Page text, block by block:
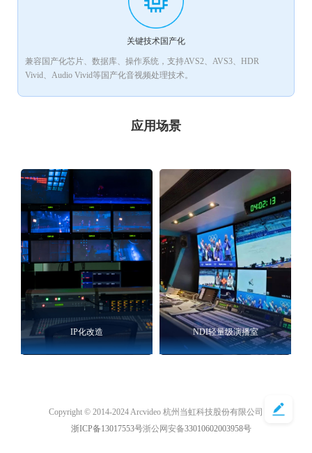
关键技术国产化
兼容国产化芯片、数据库、操作系统，支持AVS2、AVS3、HDR
Vivid、Audio Vivid等国产化音视频处理技术。
应用场景
IP化改造 NDI轻量级演播室
Copyright © 2014-2024 Arcvideo 杭州当虹科技股份有限公司
浙ICP备13017553号浙公网安备33010602003958号